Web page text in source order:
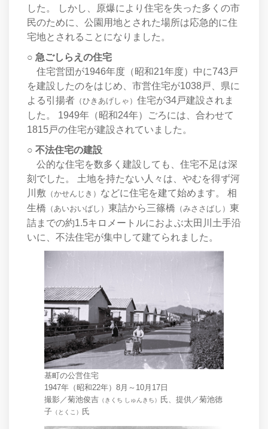
した。 しかし、原爆により住宅を失った多くの市
民のために、公園用地とされた場所は応急的に住
宅地とされることになりました。
○ 急ごしらえの住宅
住宅営団が1946年度（昭和21年度）中に743戸
を建設したのをはじめ、市営住宅が1038戸、県に
よる引揚者 （ひきあげしゃ） 住宅が34戸建設されま
した。 1949年（昭和24年）ごろには、合わせて
1815戸の住宅が建設されていました。
○ 不法住宅の建設
公的な住宅を数多く建設しても、住宅不足は深
刻でした。 土地を持たない人々は、やむを得ず河
川敷 （かせんじき） などに住宅を建て始めます。 相
生橋 （あいおいばし） 東詰から三篠橋 （みささばし） 東
詰までの約1.5キロメートルにおよぶ太田川土手沿
いに、不法住宅が集中して建てられました。
基町の公営住宅
1947年（昭和22年）8月～10月17日
撮影／菊池俊吉 （きくち しゅんきち） 氏、提供／菊池徳
子 （とくこ） 氏